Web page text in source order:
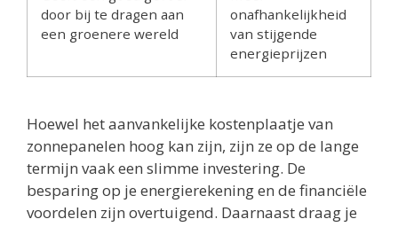
door bij te dragen aan
een groenere wereld
onafhankelijkheid
van stijgende
energieprijzen
Hoewel het aanvankelijke kostenplaatje van
zonnepanelen hoog kan zijn, zijn ze op de lange
termijn vaak een slimme investering. De
besparing op je energierekening en de financiële
voordelen zijn overtuigend. Daarnaast draag je